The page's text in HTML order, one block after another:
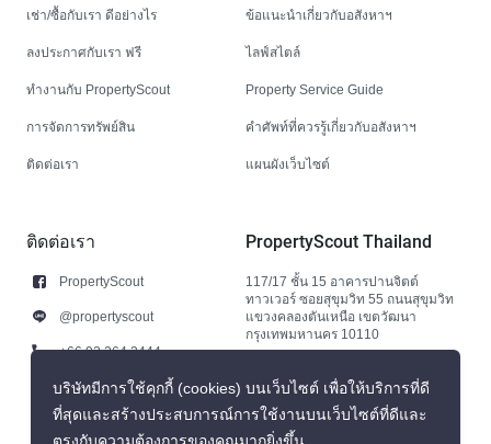
เช่า/ซื้อกับเรา ดีอย่างไร
ลงประกาศกับเรา ฟรี
ทำงานกับ PropertyScout
การจัดการทรัพย์สิน
ติดต่อเรา
ข้อแนะนำเกี่ยวกับอสังหาฯ
ไลฟ์สไตล์
Property Service Guide
คำศัพท์ที่ควรรู้เกี่ยวกับอสังหาฯ
แผนผังเว็บไซต์
ติดต่อเรา
PropertyScout
@propertyscout
+66 92 264 3444
+66 92 264 3444
contact@propertyscout.co.th
PropertyScout Thailand
117/17 ชั้น 15 อาคารปานจิตต์
ทาวเวอร์ ซอยสุขุมวิท 55 ถนนสุขุมวิท
แขวงคลองตันเหนือ เขตวัฒนา
กรุงเทพมหานคร 10110
บริษัทมีการใช้คุกกี้ (cookies) บนเว็บไซต์ เพื่อให้บริการที่ดี
ที่สุดและสร้างประสบการณ์การใช้งานบนเว็บไซต์ที่ดีและ